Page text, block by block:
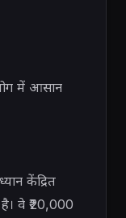
में आसान
केंद्रित
वे ₹20,000